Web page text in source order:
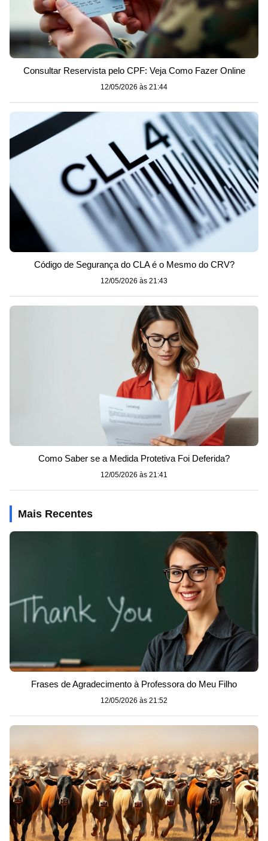
Consultar Reservista pelo CPF: Veja Como Fazer Online
12/05/2026 às 21:44
Código de Segurança do CLA é o Mesmo do CRV?
12/05/2026 às 21:43
Como Saber se a Medida Protetiva Foi Deferida?
12/05/2026 às 21:41
Mais Recentes
Frases de Agradecimento à Professora do Meu Filho
12/05/2026 às 21:52